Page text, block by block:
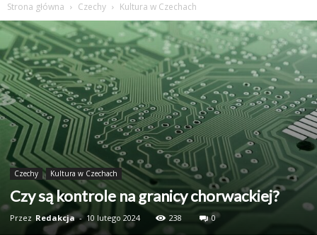
Strona główna Czechy Kultura w Czechach
Czechy Kultura w Czechach
Czy są kontrole na granicy chorwackiej?
Przez Redakcja - 10 lutego 2024 238 0